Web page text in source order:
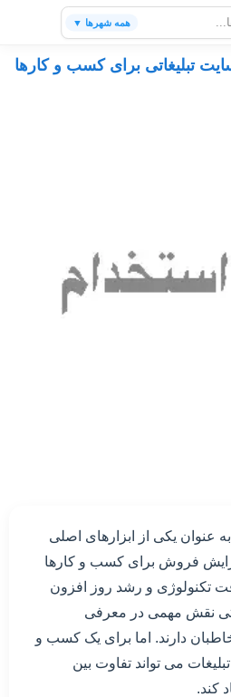
همه شهرها ▼
تبلیغاتی برای کسب و کارها
عنوان یکی از ابزارهای اصلی
فروش برای کسب و کارها
تکنولوژی و رشد روز افزون
نقش مهمی در معرفی
دارند. اما برای یک کسب و
می تواند تفاوت بین
کند.